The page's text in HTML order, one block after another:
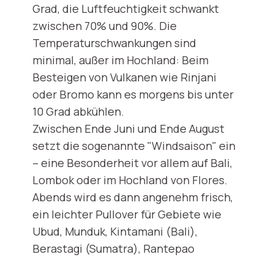
Grad, die Luftfeuchtigkeit schwankt
zwischen 70% und 90%. Die
Temperaturschwankungen sind
minimal, außer im Hochland: Beim
Besteigen von Vulkanen wie Rinjani
oder Bromo kann es morgens bis unter
10 Grad abkühlen.
Zwischen Ende Juni und Ende August
setzt die sogenannte "Windsaison" ein
– eine Besonderheit vor allem auf Bali,
Lombok oder im Hochland von Flores.
Abends wird es dann angenehm frisch,
ein leichter Pullover für Gebiete wie
Ubud, Munduk, Kintamani (Bali),
Berastagi (Sumatra), Rantepao